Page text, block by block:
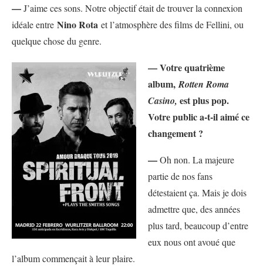
—J’aime ces sons. Notre objectif était de trouver la connexion
idéale entre Nino Rota et l’atmosphère des films de Fellini, ou
quelque chose du genre.
— Votre quatrième
album,Rotten Roma
Casino, est plus pop.
Votre public a-t-il aimé ce
changement ?
—Oh non. La majeure
partie de nos fans
détestaient ça. Mais je dois
admettre que, des années
plus tard, beaucoup d’entre
eux nous ont avoué que
l’album commençait à leur plaire.